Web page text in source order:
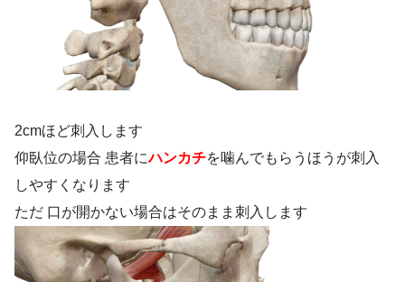
2cmほど刺入します
仰臥位の場合 患者にハンカチを噛んでもらうほうが刺入
しやすくなります
ただ 口が開かない場合はそのまま刺入します